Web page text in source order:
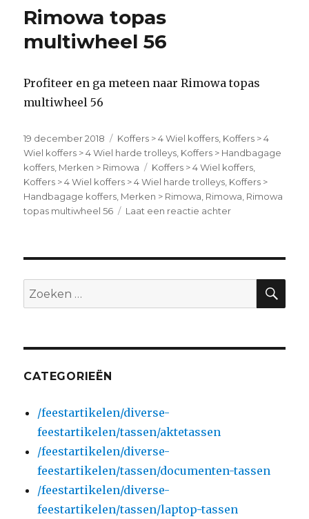
Rimowa topas
multiwheel 56
Profiteer en ga meteen naar Rimowa topas
multiwheel 56
Geplaatst
op
19 december 2018 Categorieën
Koffers > 4 Wiel koffers, Koffers > 4
Wiel koffers > 4 Wiel harde trolleys, Koffers > Handbagage
koffers, Merken > Rimowa Tags
Koffers > 4 Wiel koffers,
Koffers > 4 Wiel koffers > 4 Wiel harde trolleys, Koffers >
Handbagage koffers, Merken > Rimowa, Rimowa, Rimowa
topas multiwheel 56
Laat een reactie achter
multiwheel
Zoeken
naar:
CATEGORIEËN
/feestartikelen/diverse-
feestartikelen/tassen/aktetassen
/feestartikelen/diverse-
feestartikelen/tassen/documenten-tassen
/feestartikelen/diverse-
feestartikelen/tassen/laptop-tassen